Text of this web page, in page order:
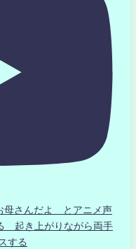
さんだよ とアニメ声
起き上がりながら両手
する